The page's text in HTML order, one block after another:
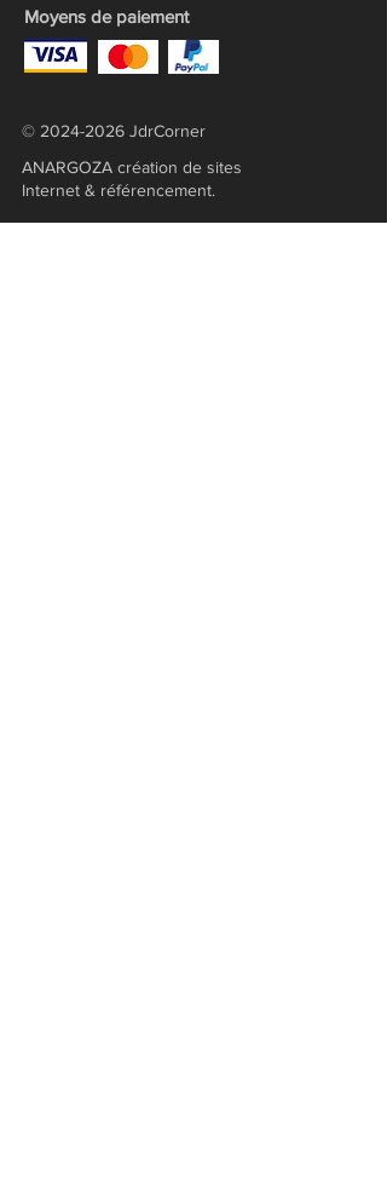
Moyens de paiement
© 2024-2026 JdrCorner
ANARGOZA création de sites
Internet & référencement.